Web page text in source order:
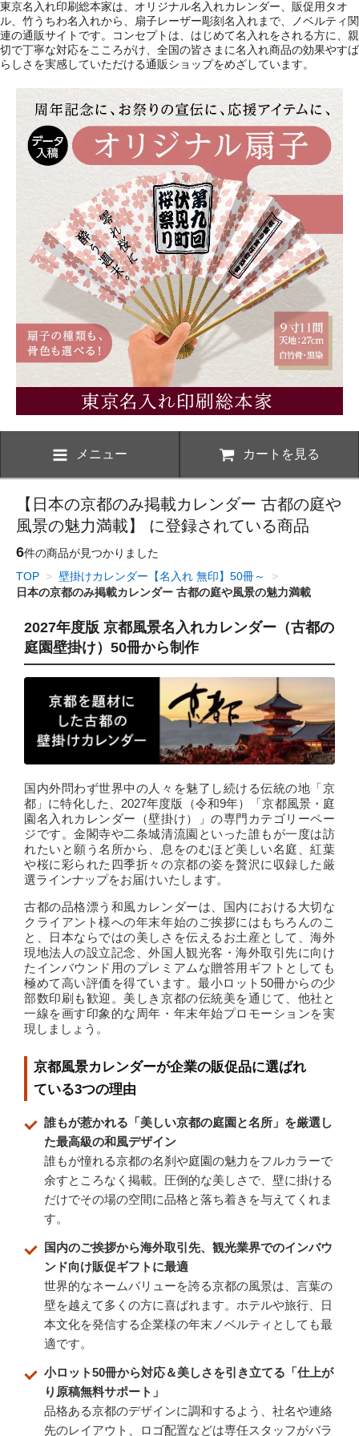
東京名入れ印刷総本家は、オリジナル名入れカレンダー、販促用タオ
ル、竹うちわ名入れから、扇子レーザー彫刻名入れまで、ノベルティ関
連の通販サイトです。コンセプトは、はじめて名入れをされる方に、親
切で丁寧な対応をこころがけ、全国の皆さまに名入れ商品の効果やすば
らしさを実感していただける通販ショップをめざしています。
メニュー カートを見る
【日本の京都のみ掲載カレンダー 古都の庭や
風景の魅力満載】 に登録されている商品
6件の商品が見つかりました
TOP > 壁掛けカレンダー【名入れ 無印】50冊～
>
日本の京都のみ掲載カレンダー 古都の庭や風景の魅力満載
2027年度版 京都風景名入れカレンダー（古都の
庭園壁掛け）50冊から制作
国内外問わず世界中の人々を魅了し続ける伝統の地「京
都」に特化した、2027年度版（令和9年）「京都風景・庭
園名入れカレンダー（壁掛け）」の専門カテゴリーペー
ジです。金閣寺や二条城清流園といった誰もが一度は訪
れたいと願う名所から、息をのむほど美しい名庭、紅葉
や桜に彩られた四季折々の京都の姿を贅沢に収録した厳
選ラインナップをお届けいたします。
古都の品格漂う和風カレンダーは、国内における大切な
クライアント様への年末年始のご挨拶にはもちろんのこ
と、日本ならではの美しさを伝えるお土産として、海外
現地法人の設立記念、外国人観光客・海外取引先に向け
たインバウンド用のプレミアムな贈答用ギフトとしても
極めて高い評価を得ています。最小ロット50冊からの少
部数印刷も歓迎。美しき京都の伝統美を通じて、他社と
一線を画す印象的な周年・年末年始プロモーションを実
現しましょう。
京都風景カレンダーが企業の販促品に選ばれ
ている3つの理由
誰もが惹かれる「美しい京都の庭園と名所」を厳選し
た最高級の和風デザイン
誰もが憧れる京都の名刹や庭園の魅力をフルカラーで
余すところなく掲載。圧倒的な美しさで、壁に掛ける
だけでその場の空間に品格と落ち着きを与えてくれま
す。
国内のご挨拶から海外取引先、観光業界でのインバウ
ンド向け販促ギフトに最適
世界的なネームバリューを誇る京都の風景は、言葉の
壁を越えて多くの方に喜ばれます。ホテルや旅行、日
本文化を発信する企業様の年末ノベルティとしても最
適です。
小ロット50冊から対応＆美しさを引き立てる「仕上が
り原稿無料サポート」
品格ある京都のデザインに調和するよう、社名や連絡
先のレイアウト、ロゴ配置などは専任スタッフがバラ